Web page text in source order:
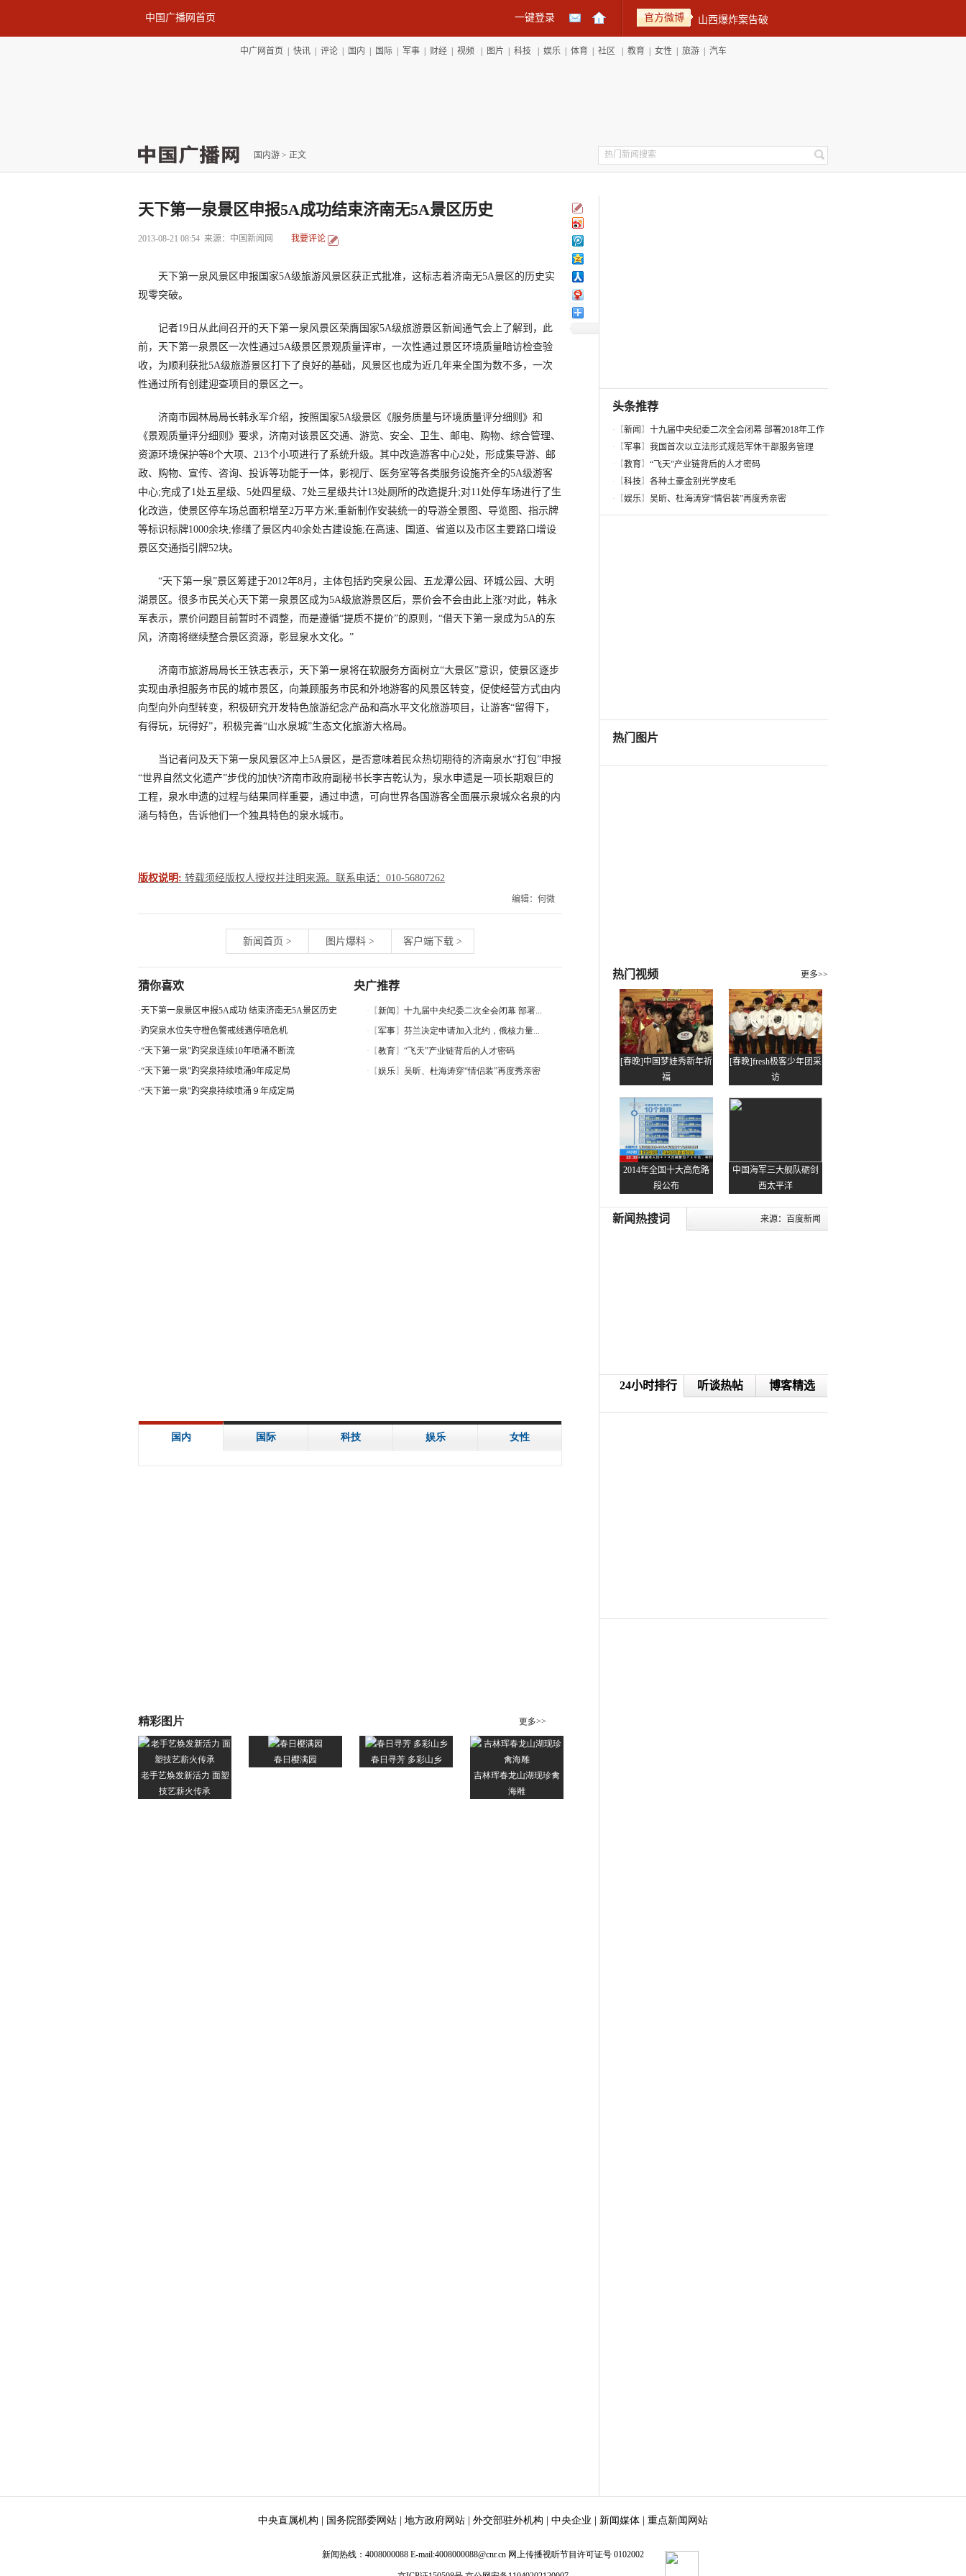
中国广播网首页 一键登录 官方微博
中广网首页 快讯| 评论| 国内 国际| 军事| 财经| 视频 图片 科技 娱乐| 体育 社区 教育 女性 旅游| 汽车
国内游 > 正文
天下第一泉景区申报5A成功结束济南无5A景区历史
2013-08-21 08:54 来源：中国新闻网 我要评论
天下第一泉风景区申报国家5A级旅游风景区获正式批准，这标志着济南无5A景区的历史实
现零突破。
记者19日从此间召开的天下第一泉风景区荣膺国家5A级旅游景区新闻通气会上了解到，此
前，天下第一泉景区一次性通过5A级景区景观质量评审，一次性通过景区环境质量暗访检查验
收，为顺利获批5A级旅游景区打下了良好的基础，风景区也成为近几年来全国为数不多，一次
性通过所有创建迎查项目的景区之一。
济南市园林局局长韩永军介绍，按照国家5A级景区《服务质量与环境质量评分细则》和
《景观质量评分细则》要求，济南对该景区交通、游览、安全、卫生、邮电、购物、综合管理、
资源环境保护等8个大项、213个小项进行了系统升级。其中改造游客中心2处，形成集导游、邮
政、购物、宣传、咨询、投诉等功能于一体，影视厅、医务室等各类服务设施齐全的5A级游客
中心;完成了1处五星级、5处四星级、7处三星级共计13处厕所的改造提升;对11处停车场进行了生
化改造，使景区停车场总面积增至2万平方米;重新制作安装统一的导游全景图、导览图、指示牌
等标识标牌1000余块;修缮了景区内40余处古建设施;在高速、国道、省道以及市区主要路口增设
景区交通指引牌52块。
“天下第一泉”景区筹建于2012年8月，主体包括趵突泉公园、五龙潭公园、环城公园、大明
湖景区。很多市民关心天下第一泉景区成为5A级旅游景区后，票价会不会由此上涨?对此，韩永
军表示，票价问题目前暂时不调整，而是遵循“提质不提价”的原则，“借天下第一泉成为5A的东
风，济南将继续整合景区资源，彰显泉水文化。”
济南市旅游局局长王铁志表示，天下第一泉将在软服务方面树立“大景区”意识，使景区逐步
实现由承担服务市民的城市景区，向兼顾服务市民和外地游客的风景区转变，促使经营方式由内
向型向外向型转变，积极研究开发特色旅游纪念产品和高水平文化旅游项目，让游客“留得下，
有得玩，玩得好”，积极完善“山水泉城”生态文化旅游大格局。
当记者问及天下第一泉风景区冲上5A景区，是否意味着民众热切期待的济南泉水“打包”申报
“世界自然文化遗产”步伐的加快?济南市政府副秘书长李吉乾认为，泉水申遗是一项长期艰巨的
工程，泉水申遗的过程与结果同样重要，通过申遗，可向世界各国游客全面展示泉城众名泉的内
涵与特色，告诉他们一个独具特色的泉水城市。
版权说明: 转载须经版权人授权并注明来源。联系电话：010-56807262
编辑：何微
新闻首页 > 图片爆料 > 客户端下载 >
猜你喜欢
·天下第一泉景区申报5A成功 结束济南无5A景区历史
·趵突泉水位失守橙色警戒线遇停喷危机
·“天下第一泉”趵突泉连续10年喷涌不断流
·“天下第一泉”趵突泉持续喷涌9年成定局
·“天下第一泉”趵突泉持续喷涌９年成定局
央广推荐